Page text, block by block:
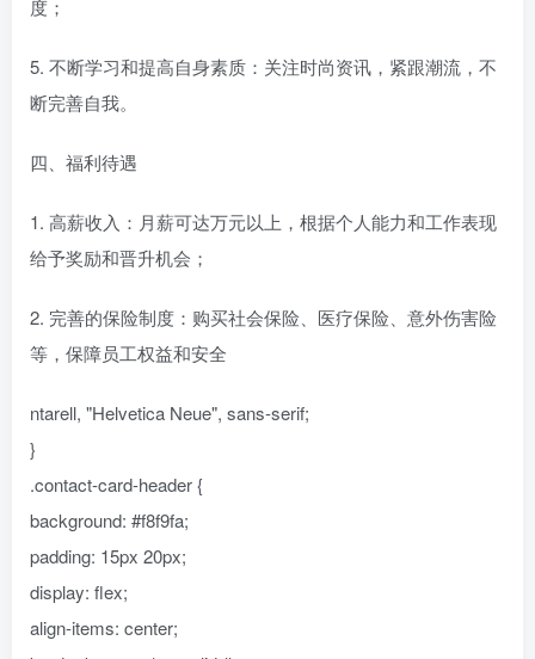
度；
5. 不断学习和提高自身素质：关注时尚资讯，紧跟潮流，不
断完善自我。
四、福利待遇
1. 高薪收入：月薪可达万元以上，根据个人能力和工作表现
给予奖励和晋升机会；
2. 完善的保险制度：购买社会保险、医疗保险、意外伤害险
等，保障员工权益和安全
ntarell, "Helvetica Neue", sans-serif;
}
.contact-card-header {
background: #f8f9fa;
padding: 15px 20px;
display: flex;
align-items: center;